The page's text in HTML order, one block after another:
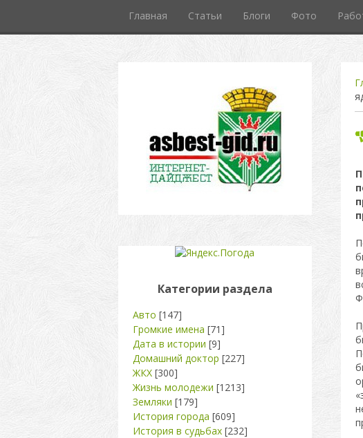
Главная Статьи Блоги Фото
Категории раздела
Авто [147]
Громкие имена [71]
Дата в истории [9]
Домашний доктор [227]
ЖКХ [300]
Жизнь молодежи [1213]
Земляки [179]
История города [609]
История в судьбах [232]